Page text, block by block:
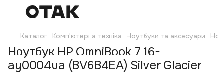
Каталог Комп'ютерна техніка Ноутбуки та аксесуари
Ноутбук HP OmniBook 7 16-
ay0004ua (BV6B4EA) Silver Glacier